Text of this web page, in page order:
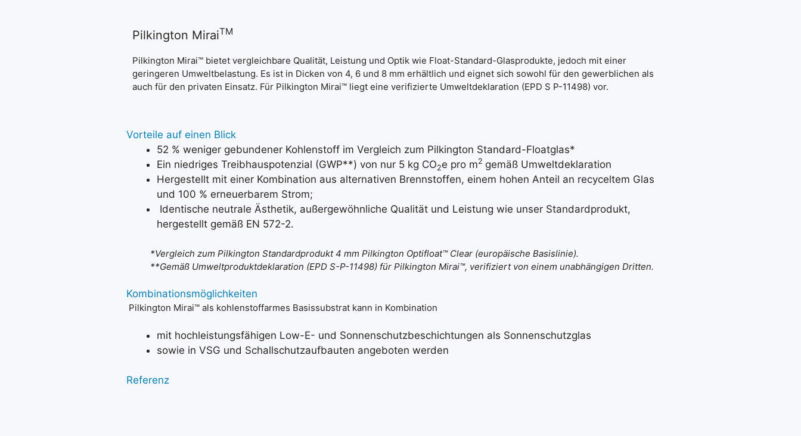
Pilkington MiraiTM
Pilkington Mirai™ bietet vergleichbare Qualität, Leistung und Optik wie Float-Standard-Glasprodukte, jedoch mit einer
geringeren Umweltbelastung. Es ist in Dicken von 4, 6 und 8 mm erhältlich und eignet sich sowohl für den gewerblichen als
auch für den privaten Einsatz. Für Pilkington Mirai™ liegt eine verifizierte Umweltdeklaration (EPD S P-11498) vor.
Vorteile auf einen Blick
52 % weniger gebundener Kohlenstoff im Vergleich zum Pilkington Standard-Floatglas*
Ein niedriges Treibhauspotenzial (GWP**) von nur 5 kg CO2e pro m2 gemäß Umweltdeklaration
Hergestellt mit einer Kombination aus alternativen Brennstoffen, einem hohen Anteil an recyceltem Glas
und 100 % erneuerbarem Strom;
Identische neutrale Ästhetik, außergewöhnliche Qualität und Leistung wie unser Standardprodukt,
hergestellt gemäß EN 572-2.
*Vergleich zum Pilkington Standardprodukt 4 mm Pilkington Optifloat™ Clear (europäische Basislinie).
**Gemäß Umweltproduktdeklaration (EPD S-P-11498) für Pilkington Mirai™, verifiziert von einem unabhängigen Dritten.
Kombinationsmöglichkeiten
Pilkington Mirai™ als kohlenstoffarmes Basissubstrat kann in Kombination
mit hochleistungsfähigen Low-E- und Sonnenschutzbeschichtungen als Sonnenschutzglas
sowie in VSG und Schallschutzaufbauten angeboten werden
Referenz